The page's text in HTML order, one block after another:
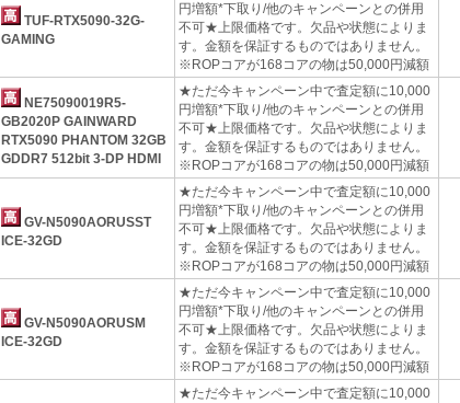
TUF-RTX5090-32G-
GAMING
円増額*下取り/他のキャンペーンとの併用
不可★上限価格です。欠品や状態によりま
す。金額を保証するものではありません。
※ROPコアが168コアの物は50,000円減額
NE75090019R5-
GB2020P GAINWARD
RTX5090 PHANTOM 32GB
GDDR7 512bit 3-DP HDMI
★ただ今キャンペーン中で査定額に10,000
円増額*下取り/他のキャンペーンとの併用
不可★上限価格です。欠品や状態によりま
す。金額を保証するものではありません。
※ROPコアが168コアの物は50,000円減額
GV-N5090AORUSST
ICE-32GD
★ただ今キャンペーン中で査定額に10,000
円増額*下取り/他のキャンペーンとの併用
不可★上限価格です。欠品や状態によりま
す。金額を保証するものではありません。
※ROPコアが168コアの物は50,000円減額
GV-N5090AORUSM
ICE-32GD
★ただ今キャンペーン中で査定額に10,000
円増額*下取り/他のキャンペーンとの併用
不可★上限価格です。欠品や状態によりま
す。金額を保証するものではありません。
※ROPコアが168コアの物は50,000円減額
★ただ今キャンペーン中で査定額に10,000